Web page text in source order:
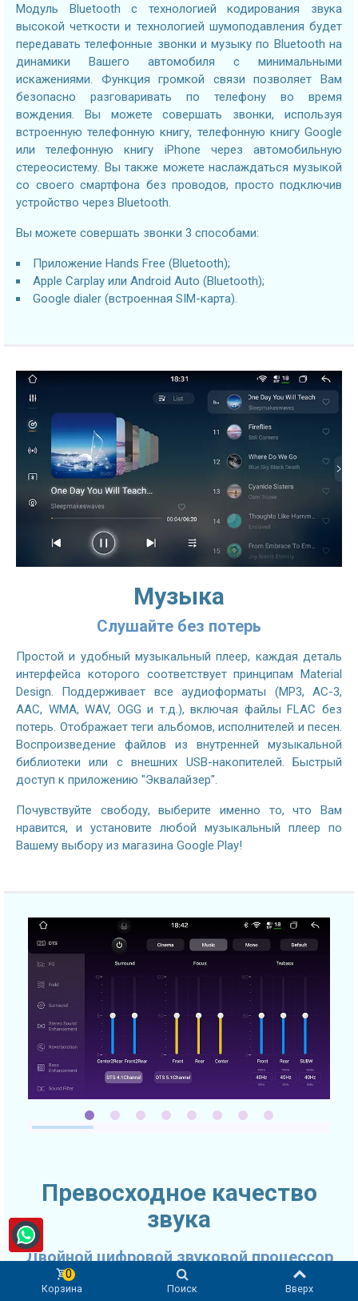
Модуль Bluetooth с технологией кодирования звука
высокой четкости и технологией шумоподавления будет
передавать телефонные звонки и музыку по Bluetooth на
динамики Вашего автомобиля с минимальными
искажениями. Функция громкой связи позволяет Вам
безопасно разговаривать по телефону во время
вождения. Вы можете совершать звонки, используя
встроенную телефонную книгу, телефонную книгу Google
или телефонную книгу iPhone через автомобильную
стереосистему. Вы также можете наслаждаться музыкой
со своего смартфона без проводов, просто подключив
устройство через Bluetooth.
Вы можете совершать звонки 3 способами:
Приложение Hands Free (Bluetooth);
Apple Carplay или Android Auto (Bluetooth);
Google dialer (встроенная SIM-карта).
Музыка
Слушайте без потерь
Простой и удобный музыкальный плеер, каждая деталь
интерфейса которого соответствует принципам Material
Design. Поддерживает все аудиоформаты (MP3, AC-3,
AAC, WMA, WAV, OGG и т.д.), включая файлы FLAC без
потерь. Отображает теги альбомов, исполнителей и песен.
Воспроизведение файлов из внутренней музыкальной
библиотеки или с внешних USB-накопителей. Быстрый
доступ к приложению "Эквалайзер".
Почувствуйте свободу, выберите именно то, что Вам
нравится, и установите любой музыкальный плеер по
Вашему выбору из магазина Google Play!
Превосходное качество
звука
Двойной цифровой звуковой процессор
Качество звука очень часто выходит на первое место при
Корзина
0
Поиск Вверх